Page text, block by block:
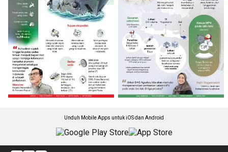
Unduh Mobile Apps untuk iOS dan Android